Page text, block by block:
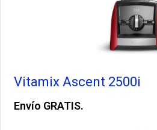
Vitamix Ascent 2500i
Envío GRATIS.